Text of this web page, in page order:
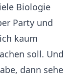
Biologie
Party und
kaum
soll. Und
dann sehe